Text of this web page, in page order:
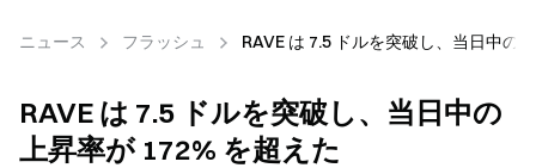
ニュース フラッシュ RAVE は 7.5 ドルを突破し、当日中の
RAVE は 7.5 ドルを突破し、当日中の
上昇率が 172% を超えた